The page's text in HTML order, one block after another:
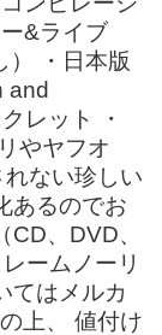
&ライブ
） ・日本版
and
レット ・
やヤフオ
ない珍しい
あるのでお
、DVD、
ームノーリ
てはメルカ
上、 値付け